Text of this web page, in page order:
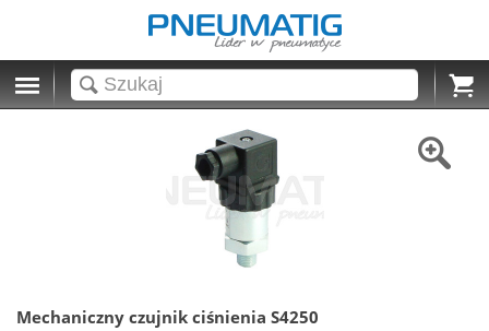
Cart
Mechaniczny czujnik ciśnienia S4250